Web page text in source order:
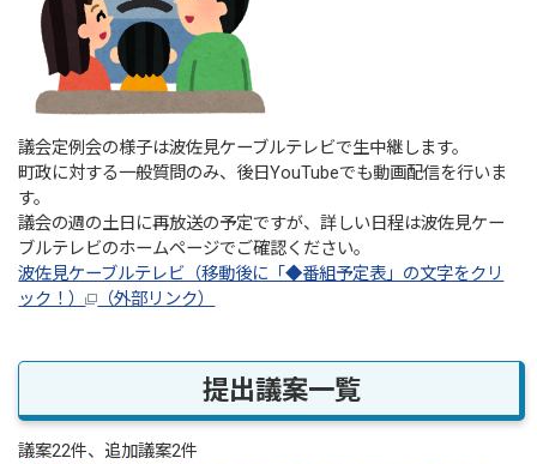
議会定例会の様子は波佐見ケーブルテレビで生中継します。
町政に対する一般質問のみ、後日YouTubeでも動画配信を行いま
す。
議会の週の土日に再放送の予定ですが、詳しい日程は波佐見ケー
ブルテレビのホームページでご確認ください。
波佐見ケーブルテレビ（移動後に「◆番組予定表」の文字をクリ
ック！）
（外部リンク）
提出議案一覧
議案22件、追加議案2件